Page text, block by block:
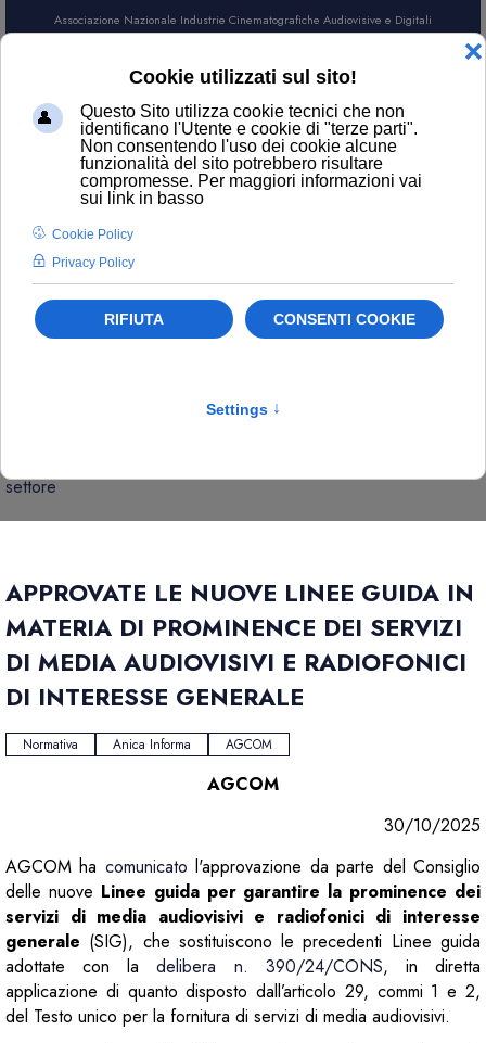
Associazione Nazionale Industrie Cinematografiche Audiovisive e Digitali
CERCA
settore
APPROVATE LE NUOVE LINEE GUIDA IN
MATERIA DI PROMINENCE DEI SERVIZI
DI MEDIA AUDIOVISIVI E RADIOFONICI
DI INTERESSE GENERALE
Normativa Anica Informa AGCOM
AGCOM
30/10/2025
AGCOM ha comunicato l'approvazione da parte del Consiglio
delle nuove Linee guida per garantire la prominence dei
servizi di media audiovisivi e radiofonici di interesse
generale (SIG), che sostituiscono le precedenti Linee guida
adottate con ladelibera n. 390/24/CONS, in diretta
applicazione di quanto disposto dall’articolo 29, commi 1 e 2,
del Testo unico per la fornitura di servizi di media audiovisivi.